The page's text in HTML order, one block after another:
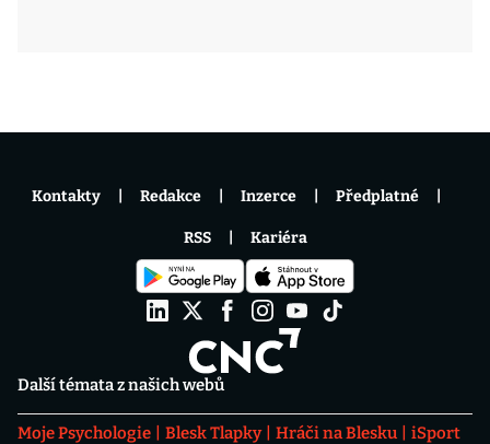
Další témata z našich webů
Moje Psychologie Blesk Tlapky Hráči na Blesku
iSport
Kontakty Redakce Inzerce Předplatné
RSS Kariéra